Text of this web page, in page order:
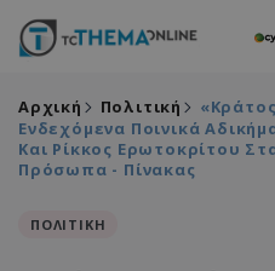
Αρχική Πολιτική
Ενδεχόμενα Ποινικά
Και Ρίκκος Ερωτοκρίτου
Πρόσωπα - Πίνακας
ΠΟΛΙΤΙΚΗ